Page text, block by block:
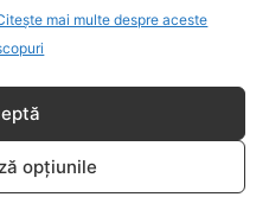
mai multe despre aceste
opțiunile
ce și-a prins mâna în
ce și-a prins mâna